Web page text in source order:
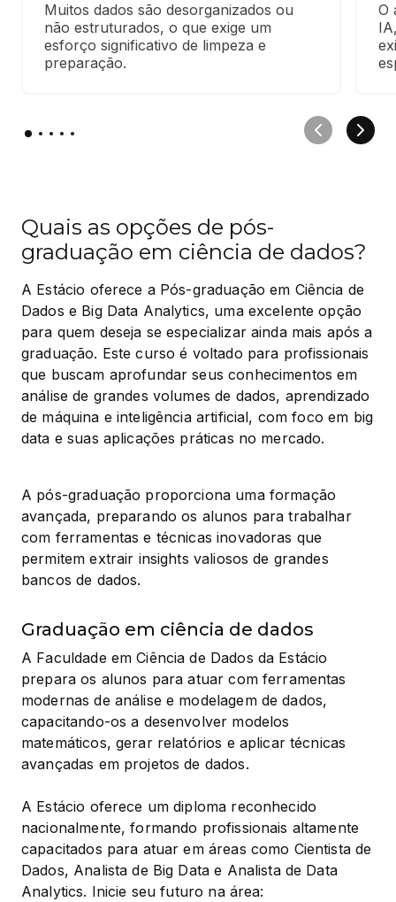
Muitos dados são desorganizados ou
não estruturados, o que exige um
esforço significativo de limpeza e
preparação.
O
Quais as opções de pós-
graduação em ciência de dados?
A Estácio oferece a Pós-graduação em Ciência de
Dados e Big Data Analytics, uma excelente opção
para quem deseja se especializar ainda mais após a
graduação. Este curso é voltado para profissionais
que buscam aprofundar seus conhecimentos em
análise de grandes volumes de dados, aprendizado
de máquina e inteligência artificial, com foco em big
data e suas aplicações práticas no mercado.
A pós-graduação proporciona uma formação
avançada, preparando os alunos para trabalhar
com ferramentas e técnicas inovadoras que
permitem extrair insights valiosos de grandes
bancos de dados.
Graduação em ciência de dados
A Faculdade em Ciência de Dados da Estácio
prepara os alunos para atuar com ferramentas
modernas de análise e modelagem de dados,
capacitando-os a desenvolver modelos
matemáticos, gerar relatórios e aplicar técnicas
avançadas em projetos de dados.
A Estácio oferece um diploma reconhecido
nacionalmente, formando profissionais altamente
capacitados para atuar em áreas como Cientista de
Dados, Analista de Big Data e Analista de Data
Analytics. Inicie seu futuro na área: